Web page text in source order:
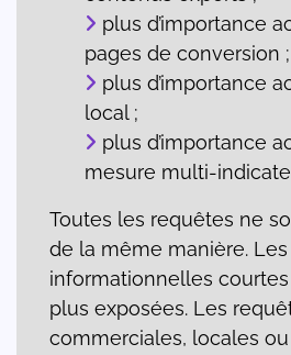
plus d’importance
pages de conversion ;
plus d’importance
local ;
plus d’importance
mesure multi-
Toutes les requêtes ne
de la même manière.
informationnelles
plus exposées. Les
commerciales, locales